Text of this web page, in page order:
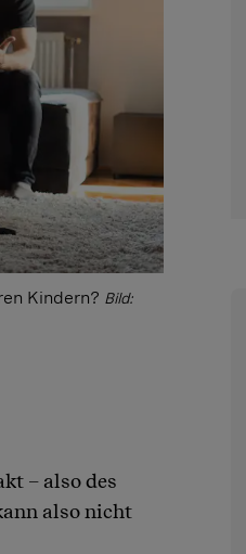
Kindern? Bild:
– also des
also nicht